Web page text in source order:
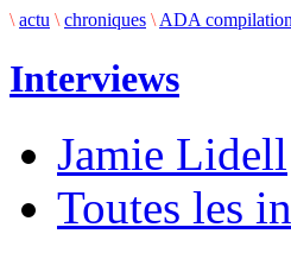
\ actu \ chroniques \ ADA
Interviews
Jamie Lidell
Toutes les